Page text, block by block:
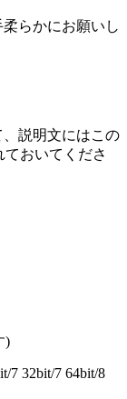
らかにお願いし
説明文にはこの
おいてくださ
)
7 32bit/7 64bit/8